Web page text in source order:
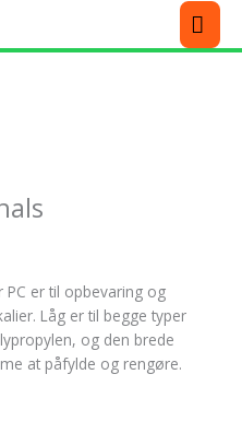
PC er til opbevaring og
Låg er til begge typer
og den brede
at påfylde og rengøre.